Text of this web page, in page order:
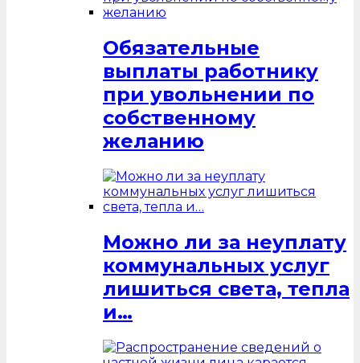
Обязательные
выплаты работнику
при увольнении по
собственному
желанию
Можно ли за неуплату
коммунальных услуг
лишиться света, тепла
и…